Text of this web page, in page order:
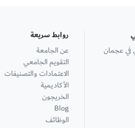
في عجمان
روابط سريعة
عن الجامعة
التقويم الجامعي
الاعتمادات والتصنيفات
الأكاديمية
الخريجون
Blog
الوظائف